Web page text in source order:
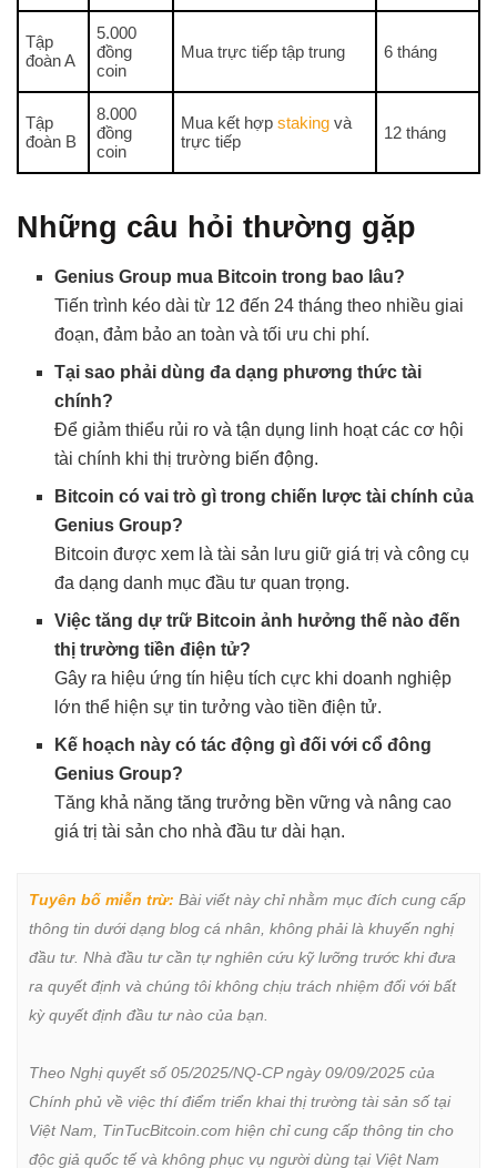
Tập
đoàn A
5.000
đồng
coin
Mua trực tiếp tập trung 6 tháng
Tập
đoàn B
8.000
đồng
coin
Mua kết hợp staking và
trực tiếp
12 tháng
Những câu hỏi thường gặp
Genius Group mua Bitcoin trong bao lâu?
Tiến trình kéo dài từ 12 đến 24 tháng theo nhiều giai
đoạn, đảm bảo an toàn và tối ưu chi phí.
Tại sao phải dùng đa dạng phương thức tài
chính?
Để giảm thiểu rủi ro và tận dụng linh hoạt các cơ hội
tài chính khi thị trường biến động.
Bitcoin có vai trò gì trong chiến lược tài chính của
Genius Group?
Bitcoin được xem là tài sản lưu giữ giá trị và công cụ
đa dạng danh mục đầu tư quan trọng.
Việc tăng dự trữ Bitcoin ảnh hưởng thế nào đến
thị trường tiền điện tử?
Gây ra hiệu ứng tín hiệu tích cực khi doanh nghiệp
lớn thể hiện sự tin tưởng vào tiền điện tử.
Kế hoạch này có tác động gì đối với cổ đông
Genius Group?
Tăng khả năng tăng trưởng bền vững và nâng cao
giá trị tài sản cho nhà đầu tư dài hạn.
Tuyên bố miễn trừ: Bài viết này chỉ nhằm mục đích cung cấp
thông tin dưới dạng blog cá nhân, không phải là khuyến nghị
đầu tư. Nhà đầu tư cần tự nghiên cứu kỹ lưỡng trước khi đưa
ra quyết định và chúng tôi không chịu trách nhiệm đối với bất
kỳ quyết định đầu tư nào của bạn.
Theo Nghị quyết số 05/2025/NQ-CP ngày 09/09/2025 của
Chính phủ về việc thí điểm triển khai thị trường tài sản số tại
Việt Nam, TinTucBitcoin.com hiện chỉ cung cấp thông tin cho
độc giả quốc tế và không phục vụ người dùng tại Việt Nam